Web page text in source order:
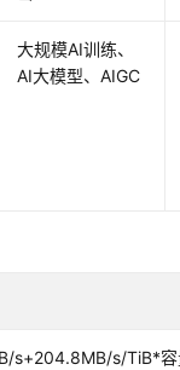
大规模AI训练、
AI大模型、AIGC
s+204.8MB/s/TiB*容